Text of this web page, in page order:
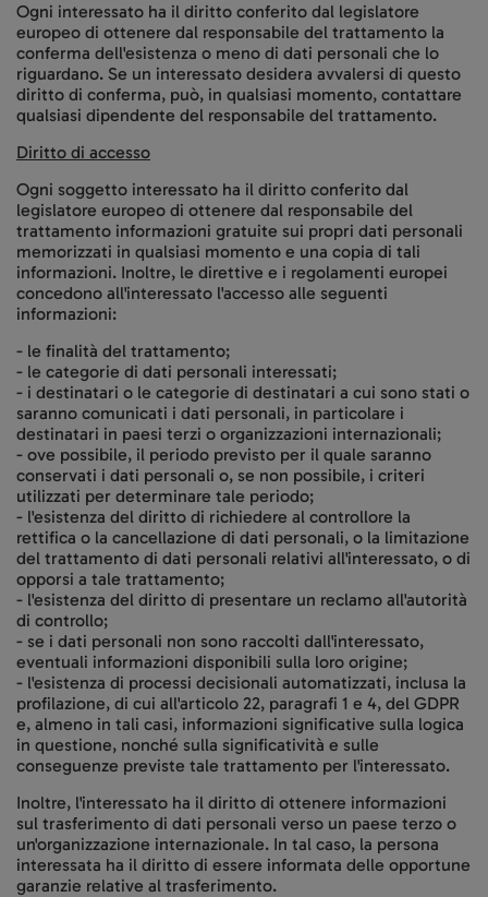
Ogni interessato ha il diritto conferito dal legislatore
europeo di ottenere dal responsabile del trattamento la
conferma dell'esistenza o meno di dati personali che lo
riguardano. Se un interessato desidera avvalersi di questo
diritto di conferma, può, in qualsiasi momento, contattare
qualsiasi dipendente del responsabile del trattamento.
Diritto di accesso
Ogni soggetto interessato ha il diritto conferito dal
legislatore europeo di ottenere dal responsabile del
trattamento informazioni gratuite sui propri dati personali
memorizzati in qualsiasi momento e una copia di tali
informazioni. Inoltre, le direttive e i regolamenti europei
concedono all'interessato l'accesso alle seguenti
informazioni:
- le finalità del trattamento;
- le categorie di dati personali interessati;
- i destinatari o le categorie di destinatari a cui sono stati o
saranno comunicati i dati personali, in particolare i
destinatari in paesi terzi o organizzazioni internazionali;
- ove possibile, il periodo previsto per il quale saranno
conservati i dati personali o, se non possibile, i criteri
utilizzati per determinare tale periodo;
- l'esistenza del diritto di richiedere al controllore la
rettifica o la cancellazione di dati personali, o la limitazione
del trattamento di dati personali relativi all'interessato, o di
opporsi a tale trattamento;
- l'esistenza del diritto di presentare un reclamo all'autorità
di controllo;
- se i dati personali non sono raccolti dall'interessato,
eventuali informazioni disponibili sulla loro origine;
- l'esistenza di processi decisionali automatizzati, inclusa la
profilazione, di cui all'articolo 22, paragrafi 1 e 4, del GDPR
e, almeno in tali casi, informazioni significative sulla logica
in questione, nonché sulla significatività e sulle
conseguenze previste tale trattamento per l'interessato.
Inoltre, l'interessato ha il diritto di ottenere informazioni
sul trasferimento di dati personali verso un paese terzo o
un'organizzazione internazionale. In tal caso, la persona
interessata ha il diritto di essere informata delle opportune
garanzie relative al trasferimento.